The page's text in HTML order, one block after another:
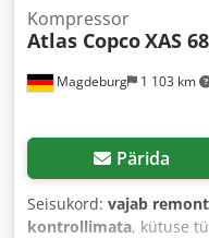
Magdeburg 1 103 km
Kompressor
Atlas CopcoXAS
Pärida
Seisukord: vajab
kontrollimata, kütuse